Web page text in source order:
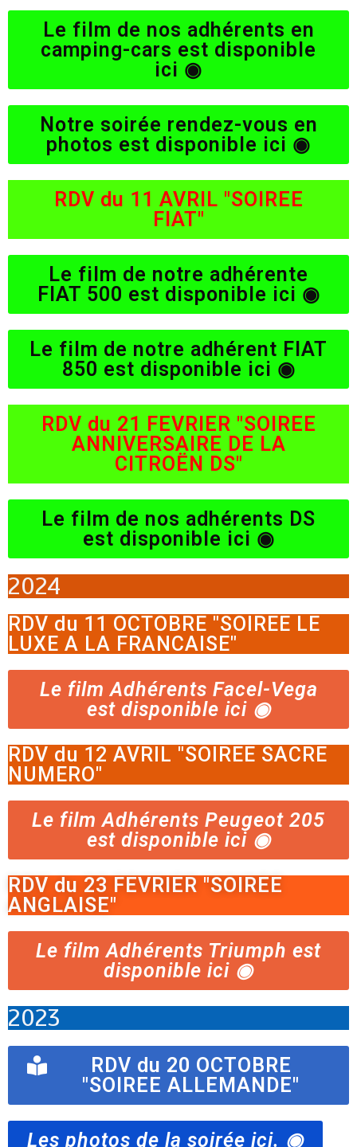
Le film de nos adhérents en
camping-cars est disponible
ici ◉
Notre soirée rendez-vous en
photos est disponible ici ◉
RDV du 11 AVRIL "SOIREE
FIAT"
Le film de notre adhérente
FIAT 500 est disponible ici ◉
Le film de notre adhérent FIAT
850 est disponible ici ◉
RDV du 21 FEVRIER "SOIREE
ANNIVERSAIRE DE LA
CITROËN DS"
Le film de nos adhérents DS
est disponible ici ◉
2024
RDV du 11 OCTOBRE "SOIREE LE
LUXE A LA FRANCAISE"
Le film Adhérents Facel-Vega
est disponible ici ◉
RDV du 12 AVRIL "SOIREE SACRE
NUMERO"
Le film Adhérents Peugeot 205
est disponible ici ◉
RDV du 23 FEVRIER "SOIREE
ANGLAISE"
Le film Adhérents Triumph est
disponible ici ◉
2023
RDV du 20 OCTOBRE
"SOIREE ALLEMANDE"
Les photos de la soirée ici. ◉